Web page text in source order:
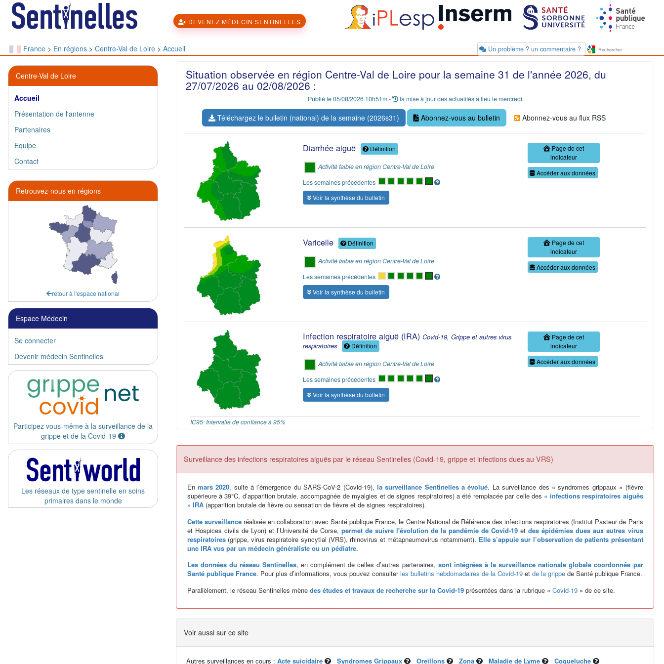
DEVENEZ MÉDECIN SENTINELLES
France > En régions > Centre-Val de Loire > Accueil Un problème ? un commentaire ?
Centre-Val de Loire
Accueil
Présentation de l'antenne
Partenaires
Equipe
Contact
Retrouvez-nous en régions
retour à l'espace national
Espace Médecin
Se connecter
Devenir médecin Sentinelles
Participez vous-même à la surveillance de la
grippe et de la Covid-19
Les réseaux de type sentinelle en soins
primaires dans le monde
Situation observée en région Centre-Val de Loire pour la semaine 31 de l'année 2026, du
27/07/2026 au 02/08/2026 :
Publié le 05/08/2026 10h51m - la mise à jour des actualités a lieu le mercredi
Téléchargez le bulletin (national) de la semaine (2026s31) Abonnez-vous au bulletin Abonnez-vous au flux RSS
Diarrhée aiguë Définition
Activité faible en région Centre-Val de Loire
Les semaines précédentes
Voir la synthèse du bulletin
Page de cet
indicateur
Accéder aux données
Varicelle Définition
Activité faible en région Centre-Val de Loire
Les semaines précédentes
Voir la synthèse du bulletin
Page de cet
indicateur
Accéder aux données
Infection respiratoire aiguë (IRA) Covid-19, Grippe et autres virus
respiratoires
Définition
Activité faible en région Centre-Val de Loire
Les semaines précédentes
Voir la synthèse du bulletin
Page de cet
indicateur
Accéder aux données
IC95: Intervalle de confiance à 95%
Surveillance des infections respiratoires aiguës par le réseau Sentinelles (Covid-19, grippe et infections dues au VRS)
En mars 2020, suite à l’émergence du SARS-CoV-2 (Covid-19), la surveillance Sentinelles a évolué. La surveillance des « syndromes grippaux » (fièvre
supérieure à 39°C, d’apparition brutale, accompagnée de myalgies et de signes respiratoires) a été remplacée par celle des « infections respiratoires aiguës
» IRA(apparition brutale de fièvre ou sensation de fièvre et de signes respiratoires).
Cette surveillanceréalisée en collaboration avec Santé publique France, le Centre National de Référence des infections respiratoires (Institut Pasteur de Paris
et Hospices civils de Lyon) et l’Université de Corse, permet de suivre l'évolution de la pandémie de Covid-19 etdes épidémies dues aux autres virus
respiratoires(grippe, virus respiratoire syncytial (VRS), rhinovirus et métapneumovirus notamment). Elle s’appuie sur l’observation de patients présentant
une IRA vus par un médecin généraliste ou un pédiatre.
Les données du réseau Sentinelles, en complément de celles d’autres partenaires, sont intégrées à la surveillance nationale globale coordonnée par
Santé publique France. Pour plus d’informations, vous pouvez consulterles bulletins hebdomadaires de la Covid-19et de la grippede Santé publique France.
Parallèlement, le réseau Sentinelles mène des études et travaux de recherche sur la Covid-19présentées dans la rubrique « Covid-19» de ce site.
Voir aussi sur ce site
Autres surveillances en cours : Acte suicidaire Syndromes Grippaux Oreillons Zona Maladie de Lyme Coqueluche